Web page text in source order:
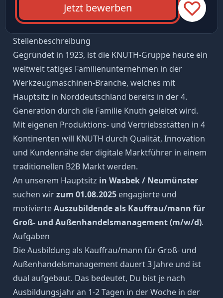
Jetzt bewerben
Stellenbeschreibung
Gegründet in 1923, ist die KNUTH-Gruppe heute ein
weltweit tätiges Familienunternehmen in der
Werkzeugmaschinen-Branche, welches mit
Hauptsitz in Norddeutschland bereits in der 4.
Generation durch die Familie Knuth geleitet wird.
Mit eigenen Produktions- und Vertriebsstätten in 4
Kontinenten will KNUTH durch Qualität, Innovation
und Kundennähe der digitale Marktführer in einem
traditionellen B2B Markt werden.
An unserem Hauptsitz in Wasbek / Neumünster
suchen wirzum 01.08.2025engagierte und
motivierteAuszubildende als Kauffrau/mann für
Groß- und Außenhandelsmanagement (m/w/d).
Aufgaben
Die Ausbildung als Kauffrau/mann für Groß- und
Außenhandelsmanagement dauert 3 Jahre und ist
dual aufgebaut. Das bedeutet, Du bist je nach
Ausbildungsjahr an 1-2 Tagen in der Woche in der